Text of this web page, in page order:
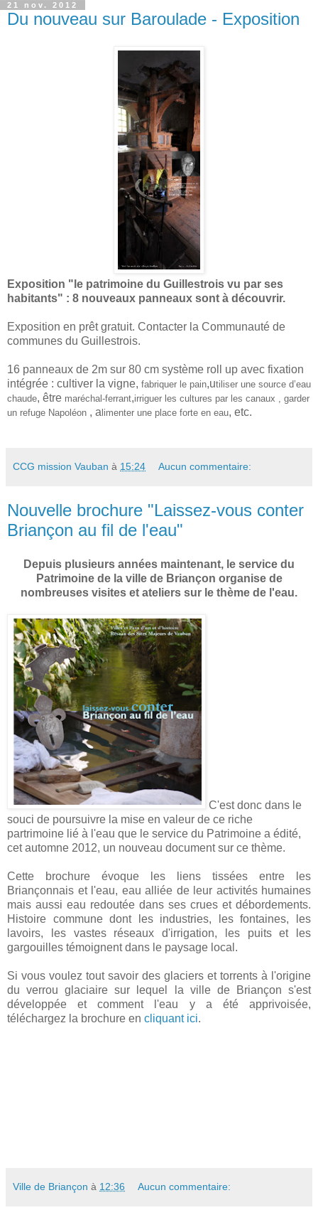
21 nov. 2012
Du nouveau sur Baroulade - Exposition
Exposition "le patrimoine du Guillestrois vu par ses
habitants" : 8 nouveaux panneaux sont à découvrir.
Exposition en prêt gratuit. Contacter la Communauté de
communes du Guillestrois.
16 panneaux de 2m sur 80 cm système roll up avec fixation
intégrée : cultiver la vigne, fabriquer le pain,utiliser une source d’eau
chaude, être maréchal-ferrant,irriguer les cultures par les canaux , garder
un refuge Napoléon , a limenter une place forte en eau, etc.
CCG mission Vauban à 15:24 Aucun commentaire:
Nouvelle brochure "Laissez-vous conter
Briançon au fil de l'eau"
Depuis plusieurs années maintenant, le service du
Patrimoine de la ville de Briançon organise de
nombreuses visites et ateliers sur le thème de l'eau.
C'est donc dans le
souci de poursuivre la mise en valeur de ce riche
partrimoine lié à l'eau que le service du Patrimoine a édité,
cet automne 2012, un nouveau document sur ce thème.
Cette brochure évoque les liens tissées entre les
Briançonnais et l'eau, eau alliée de leur activités humaines
mais aussi eau redoutée dans ses crues et débordements.
Histoire commune dont les industries, les fontaines, les
lavoirs, les vastes réseaux d'irrigation, les puits et les
gargouilles témoignent dans le paysage local.
Si vous voulez tout savoir des glaciers et torrents à l'origine
du verrou glaciaire sur lequel la ville de Briançon s'est
développée et comment l'eau y a été apprivoisée,
téléchargez la brochure en cliquant ici.
Ville de Briançon à 12:36 Aucun commentaire: